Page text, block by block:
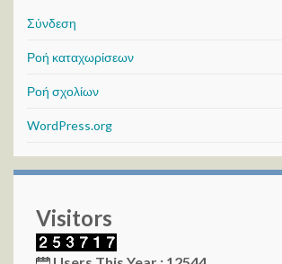
Σύνδεση
Ροή καταχωρίσεων
Ροή σχολίων
WordPress.org
Visitors